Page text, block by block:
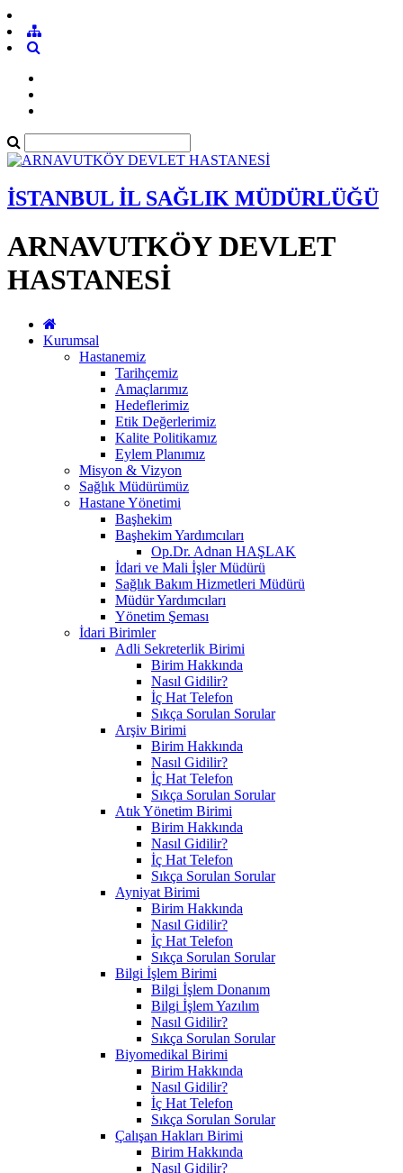
İSTANBUL İL SAĞLIK MÜDÜRLÜĞÜ
ARNAVUTKÖY DEVLET
HASTANESİ
Kurumsal
Hastanemiz
Tarihçemiz
Amaçlarımız
Hedeflerimiz
Etik Değerlerimiz
Kalite Politikamız
Eylem Planımız
Misyon & Vizyon
Sağlık Müdürümüz
Hastane Yönetimi
Başhekim
Başhekim Yardımcıları
Op.Dr. Adnan HAŞLAK
İdari ve Mali İşler Müdürü
Sağlık Bakım Hizmetleri Müdürü
Müdür Yardımcıları
Yönetim Şeması
İdari Birimler
Adli Sekreterlik Birimi
Birim Hakkında
Nasıl Gidilir?
İç Hat Telefon
Sıkça Sorulan Sorular
Arşiv Birimi
Birim Hakkında
Nasıl Gidilir?
İç Hat Telefon
Sıkça Sorulan Sorular
Atık Yönetim Birimi
Birim Hakkında
Nasıl Gidilir?
İç Hat Telefon
Sıkça Sorulan Sorular
Ayniyat Birimi
Birim Hakkında
Nasıl Gidilir?
İç Hat Telefon
Sıkça Sorulan Sorular
Bilgi İşlem Birimi
Bilgi İşlem Donanım
Bilgi İşlem Yazılım
Nasıl Gidilir?
Sıkça Sorulan Sorular
Biyomedikal Birimi
Birim Hakkında
Nasıl Gidilir?
İç Hat Telefon
Sıkça Sorulan Sorular
Çalışan Hakları Birimi
Birim Hakkında
Nasıl Gidilir?